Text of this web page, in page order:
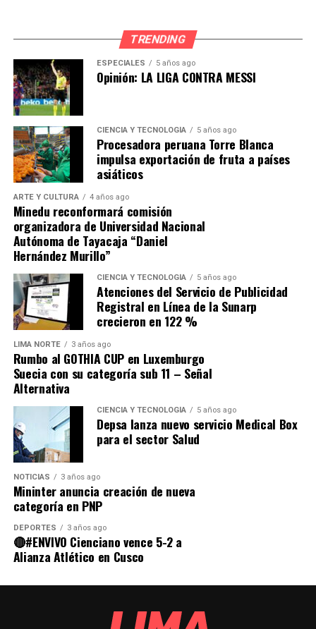
TRENDING
ESPECIALES 5 años ago
Opinión: LA LIGA CONTRA MESSI
CIENCIA Y TECNOLOGÍA 5 años ago
Procesadora peruana Torre Blanca
impulsa exportación de fruta a países
asiáticos
ARTE Y CULTURA 4 años ago
Minedu reconformará comisión
organizadora de Universidad Nacional
Autónoma de Tayacaja “Daniel
Hernández Murillo”
CIENCIA Y TECNOLOGÍA 5 años ago
Atenciones del Servicio de Publicidad
Registral en Línea de la Sunarp
crecieron en 122 %
LIMA NORTE 3 años ago
Rumbo al GOTHIA CUP en Luxemburgo
Suecia con su categoría sub 11 – Señal
Alternativa
CIENCIA Y TECNOLOGÍA 5 años ago
Depsa lanza nuevo servicio Medical Box
para el sector Salud
NOTICIAS 3 años ago
Mininter anuncia creación de nueva
categoría en PNP
DEPORTES 3 años ago
🔴#ENVIVO Cienciano vence 5-2 a
Alianza Atlético en Cusco